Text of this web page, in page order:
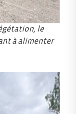
le
à alimenter